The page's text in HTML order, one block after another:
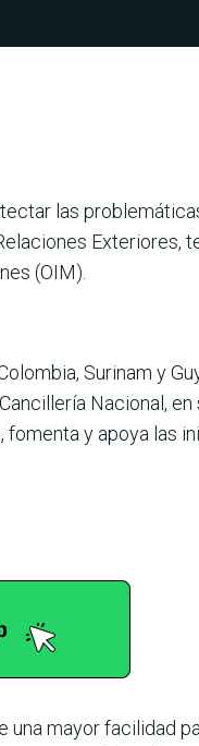
las
Exteriores,
(OIM).
Surinam y
Nacional, en
y apoya las
una mayor facilidad